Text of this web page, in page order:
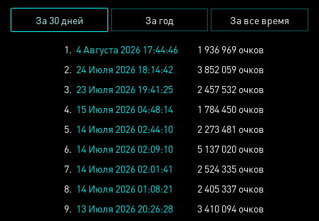
За 30 дней За год За все время
1. 4 Августа 2026 17:44:46
1 936 969 очков
2. 24 Июля 2026 18:14:42
3 852 059 очков
3. 23 Июля 2026 19:41:25
2 457 532 очков
4. 15 Июля 2026 04:48:14
1 784 450 очков
5. 14 Июля 2026 02:44:10
2 273 481 очков
6. 14 Июля 2026 02:09:10
5 137 020 очков
7. 14 Июля 2026 02:01:41
2 524 335 очков
8. 14 Июля 2026 01:08:21
2 405 337 очков
9. 13 Июля 2026 20:26:28
3 410 094 очков